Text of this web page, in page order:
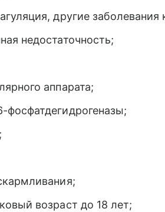
другие заболевания
недостаточность;
аппарата;
фосфатдегидрогеназы;
возраст до 18 лет;